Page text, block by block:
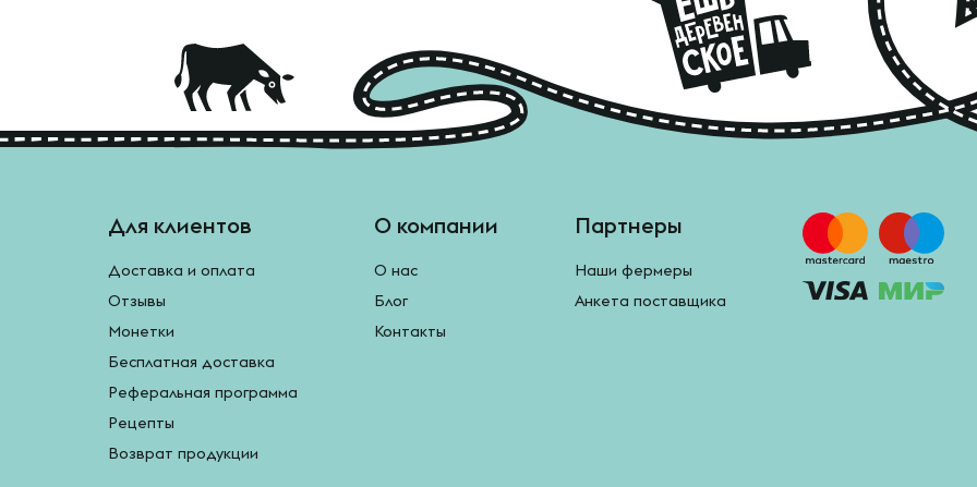
Для клиентов
Доставка и оплата
Отзывы
Монетки
Бесплатная доставка
Реферальная программа
Рецепты
Возврат продукции
О компании
О нас
Блог
Контакты
Партнеры
Наши фермеры
Анкета поставщика